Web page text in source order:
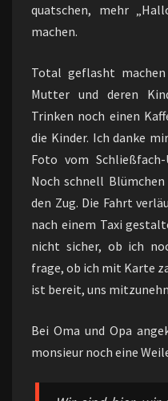
quatschen, mehr
machen.
Total geflasht
Mutter und deren
Trinken noch einen
die Kinder. Ich danke
Foto vom
Noch schnell
den Zug. Die Fahrt
nach einem Taxi
nicht sicher, ob ich
frage, ob ich mit Karte
ist bereit, uns
Bei Oma und Opa
monsieur noch eine